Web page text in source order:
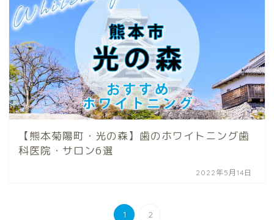
【熊本菊陽町・光の森】歯のホワイトニング歯
科医院・サロン6選
2022年5月14日
1 2